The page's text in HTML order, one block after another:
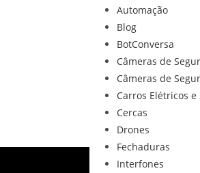
Automação
Blog
BotConversa
Câmeras de
Câmeras de
Carros Elétricos
Cercas
Drones
Fechaduras
Interfones